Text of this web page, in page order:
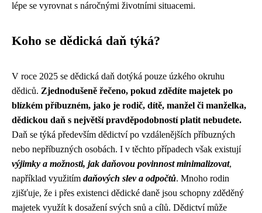
lépe se vyrovnat s náročnými životními situacemi.
Koho se dědická daň týká?
V roce 2025 se dědická daň dotýká pouze úzkého okruhu
dědiců. Zjednodušeně řečeno, pokud zdědíte majetek po
blízkém příbuzném, jako je rodič, dítě, manžel či manželka,
dědickou daň s největší pravděpodobností platit nebudete.
Daň se týká především dědictví po vzdálenějších příbuzných
nebo nepříbuzných osobách. I v těchto případech však existují
výjimky a možnosti, jak daňovou povinnost minimalizovat,
například využitím daňových slev a odpočtů. Mnoho rodin
zjišťuje, že i přes existenci dědické daně jsou schopny zděděný
majetek využít k dosažení svých snů a cílů. Dědictví může